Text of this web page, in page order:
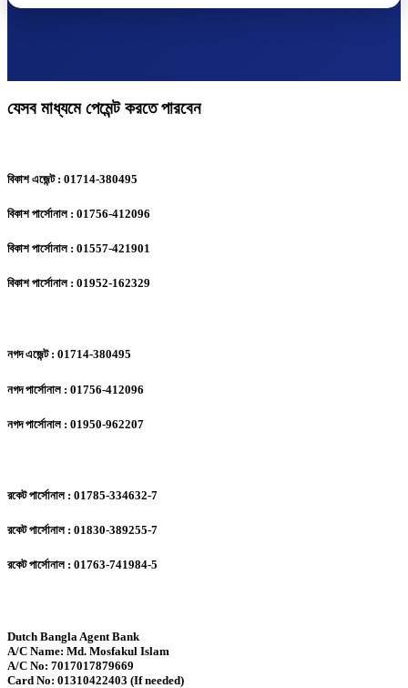
যেসব মাধ্যমে পেমেন্ট করতে পারবেন
বিকাশ এজেন্ট : 01714-380495
বিকাশ পার্সোনাল : 01756-412096
বিকাশ পার্সোনাল : 01557-421901
বিকাশ পার্সোনাল : 01952-162329
নগদ এজেন্ট : 01714-380495
নগদ পার্সোনাল : 01756-412096
নগদ পার্সোনাল : 01950-962207
রকেট পার্সোনাল : 01785-334632-7
রকেট পার্সোনাল : 01830-389255-7
রকেট পার্সোনাল : 01763-741984-5
Dutch Bangla Agent Bank
A/C Name: Md. Mosfakul Islam
A/C No: 7017017879669
Card No: 01310422403 (If needed)